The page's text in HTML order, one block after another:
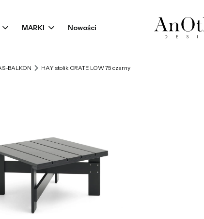
MARKI Nowości
BALKON HAY stolik CRATE LOW 75 czarny